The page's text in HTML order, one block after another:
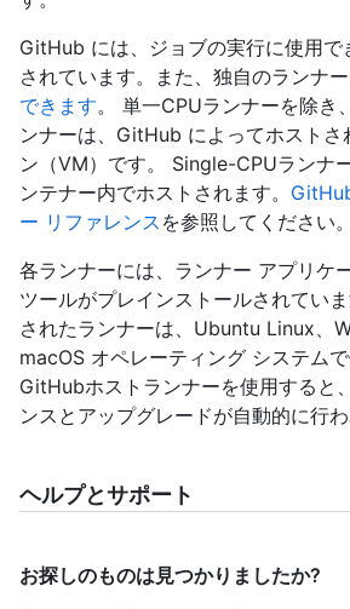
GitHub には、ジョブの実行に使用で
されています。また、独自のランナー
できます。 単一CPUランナーを除き
ンナーは、GitHub によってホストさ
ン（VM）です。 Single-CPUランナ
ンテナー内でホストされます。
ー リファレンス を参照してください。
各ランナーには、ランナー アプリケ
ツールがプレインストールされてい
されたランナーは、Ubuntu Linux、
macOS オペレーティング システムで
GitHubホストランナーを使用すると
ンスとアップグレードが自動的に行わ
ヘルプとサポート
お探しのものは見つかりましたか?